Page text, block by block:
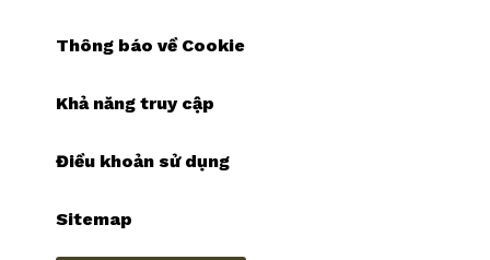
Thông báo về Cookie
Khả năng truy cập
Điều khoản sử dụng
Sitemap